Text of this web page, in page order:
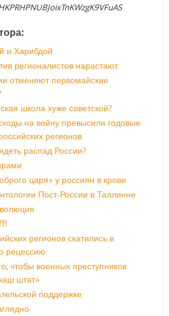
и Харибдой
регионалистов нарастают
отменяют первомайские
школа хуже советской?
на войну превысили годовые
регионов
распад России?
царя» у россиян в крови
Пост-России в Таллинне
регионов скатились в
рецессию
чтобы военных преступников
штат»
поддержке